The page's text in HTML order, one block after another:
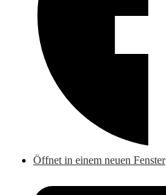
Öffnet in einem neuen Fenster